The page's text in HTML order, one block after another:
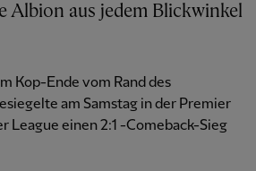
Albion aus jedem Blickwinkel
Kop-Ende vom Rand des
am Samstag in der Premier
League einen 2:1 -Comeback-Sieg